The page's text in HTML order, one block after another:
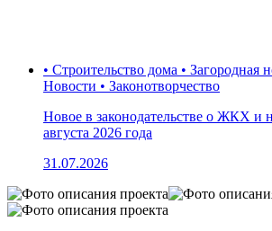
• Строительство дома • Загородная
Новости • Законотворчество
Новое в законодательстве о ЖКХ и
августа 2026 года
31.07.2026